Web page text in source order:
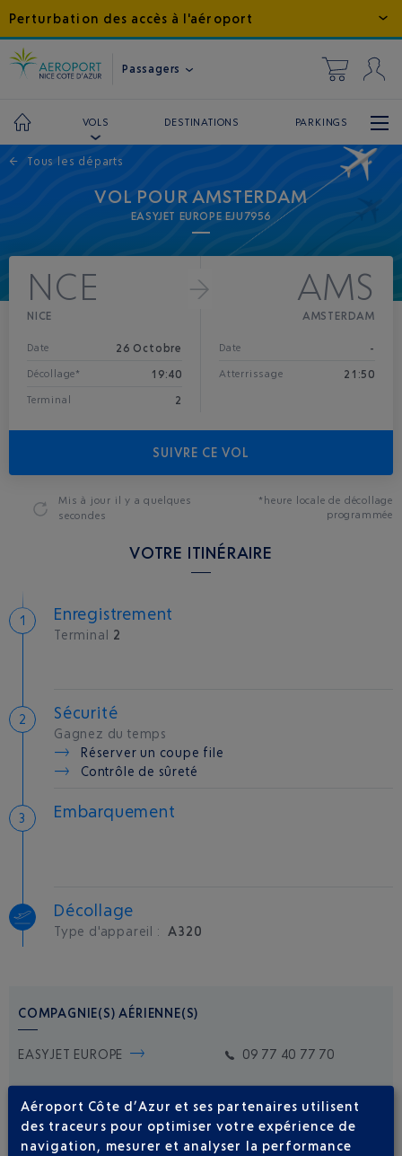
Perturbation des accès à l'aéroport
Passagers
VOLS DESTINATIONS PARKINGS
← Tous les départs
VOL POUR AMSTERDAM
EASYJET EUROPE EJU7956
NCE
NICE
Date 26 Octobre
Décollage* 19:40
Terminal 2
AMS
AMSTERDAM
Date -
Atterrissage 21:50
SUIVRE CE VOL
Mis à jour il y a quelques
secondes
*heure locale de décollage
programmée
VOTRE ITINÉRAIRE
Enregistrement
Terminal 2
Sécurité
Gagnez du temps
Réserver un coupe file
Contrôle de sûreté
Embarquement
Décollage
Type d'appareil : A320
COMPAGNIE(S) AÉRIENNE(S)
EASYJET EUROPE 09 77 40 77 70
Aéroport Côte d’Azur et ses partenaires utilisent
des traceurs pour optimiser votre expérience de
navigation, mesurer et analyser la performance